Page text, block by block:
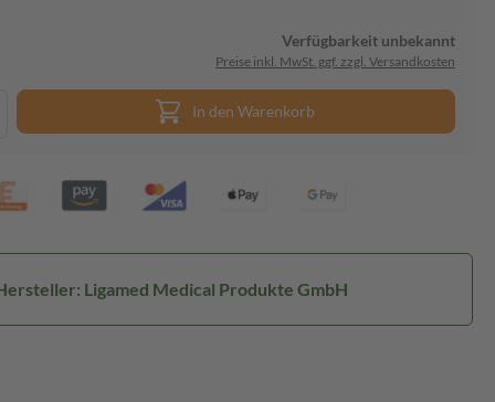
Verfügbarkeit unbekannt
Preise inkl. MwSt. ggf. zzgl. Versandkosten
In den Warenkorb
Ligamed Medical Produkte GmbH